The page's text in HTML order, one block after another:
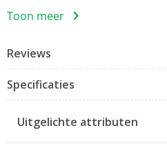
Met zijn ingebouwde USB-
genieten van je muziek in
favoriete platen vast in
beleef ze keer op keer opnieuw.
ook voor het oog. Met zijn
Toon meer
Reviews
Specificaties
Uitgelichte attributen